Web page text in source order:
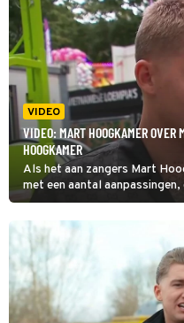
VIDEO
VIDEO: MART HOOGKAMER
HOOGKAMER
Als het aan zangers Mart
met een aantal
feelgoodprogramma Hazes
twijfelde Hazes nog, maar
vervolg.